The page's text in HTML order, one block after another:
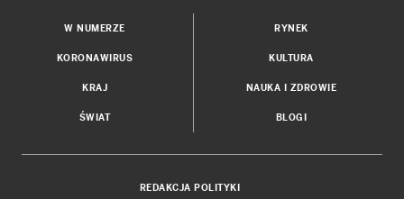
W NUMERZE
KORONAWIRUS
KRAJ
ŚWIAT
RYNEK
KULTURA
NAUKA I ZDROWIE
BLOGI
REDAKCJA POLITYKI